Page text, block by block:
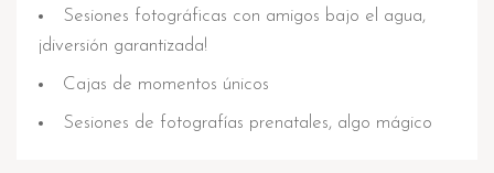
Sesiones fotográficas con amigos bajo el agua,
¡diversión garantizada!
Cajas de momentos únicos
Sesiones de fotografías prenatales, algo mágico